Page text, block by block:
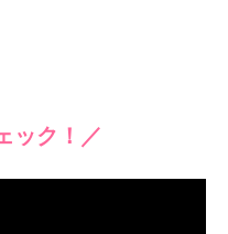
ック！／